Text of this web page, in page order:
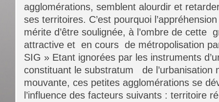
agglomérations, semblent alourdir et
ses territoires. C’est pourquoi
mérite d’être soulignée, à l’ombre de cette
attractive et en cours de métropolisation
SIG » Etant ignorées par les instruments
constituant le substratum de l’urbanisation
mouvante, ces petites agglomérations se
l’influence des facteurs suivants : territoire